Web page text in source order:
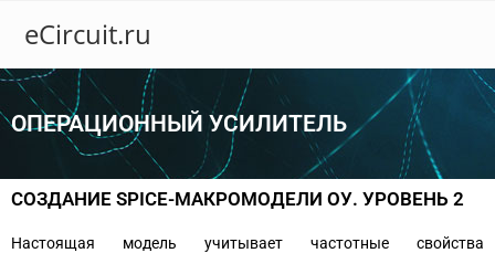
eCircuit.ru
ОПЕРАЦИОННЫЙ УСИЛИТЕЛЬ
СОЗДАНИЕ SPICE-МАКРОМОДЕЛИ ОУ. УРОВЕНЬ 2
Настоящая модель учитывает частотные свойства